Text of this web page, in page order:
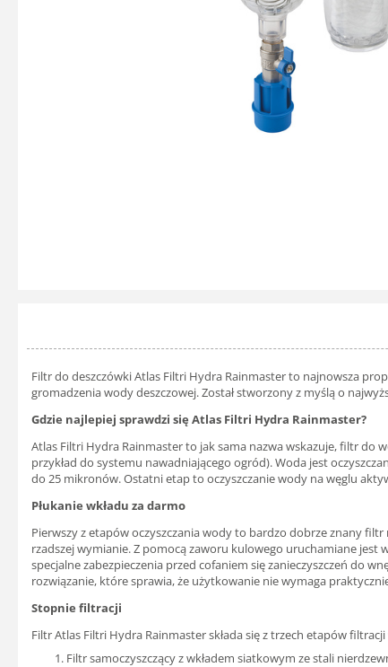
Filtr do deszczówki Atlas Filtri Hydra Rainmaster to najnowsza
gromadzenia wody deszczowej. Został stworzony z myślą o
Gdzie najlepiej sprawdzi się Atlas Filtri Hydra Rainmaster?
Atlas Filtri Hydra Rainmaster to jak sama nazwa wskazuje, filtr do
przykład do systemu nawadniającego ogród). Woda jest
do 25 mikronów. Ostatni etap to oczyszczanie wody na węglu
Płukanie wkładu za darmo
Pierwszy z etapów oczyszczania wody to bardzo dobrze znany
rzadszej wymianie. Z pomocą zaworu kulowego uruchamiane jest
specjalne zabezpieczenia przed cofaniem się zanieczyszczeń do
rozwiązanie, które sprawia, że użytkowanie nie wymaga
Stopnie filtracji
Filtr Atlas Filtri Hydra Rainmaster składa się z trzech etapów
Filtr samoczyszczący z wkładem siatkowym ze stali